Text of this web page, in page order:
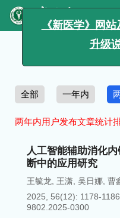
全部 一年内
两年内用户发布文章统计
人工智能辅助消化
断中的应用研究
王毓龙 王潇 吴日娜 曹
2025, 56(12): 1178-1186.
9802.2025-0300